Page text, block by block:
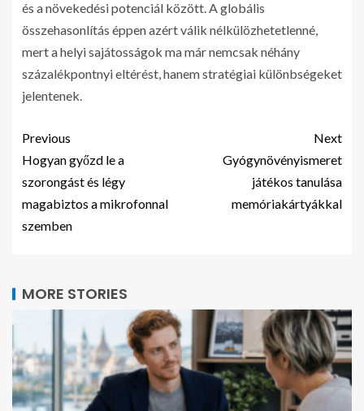
és a növekedési potenciál között. A globális
összehasonlítás éppen azért válik nélkülözhetetlenné,
mert a helyi sajátosságok ma már nemcsak néhány
százalékpontnyi eltérést, hanem stratégiai különbségeket
jelentenek.
Previous
Hogyan győzd le a
szorongást és légy
magabiztos a mikrofonnal
szemben
Next
Gyógynövényismeret
játékos tanulása
memóriakártyákkal
MORE STORIES